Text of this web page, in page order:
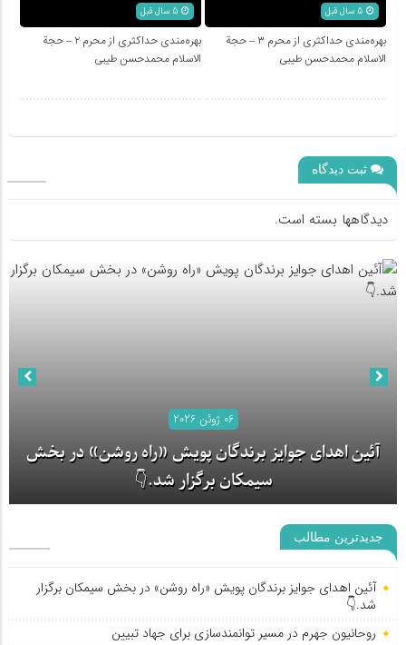
بهره‌مندی حداکثری از محرم ۳ – حجة
الاسلام محمدحسن طیبی
بهره‌مندی حداکثری از محرم ۲ – حجة
الاسلام محمدحسن طیبی
ثبت دیدگاه
دیدگاهها بسته است.
06 ژوئن 2026
آئین اهدای جوایز برندگان پویش «راه روشن» در بخش
سیمکان برگزار شد.👇
جدیدترین مطالب
آئین اهدای جوایز برندگان پویش «راه روشن» در بخش سیمکان برگزار
شد.👇
روحانیون جهرم در مسیر توانمندسازی برای جهاد تبیین